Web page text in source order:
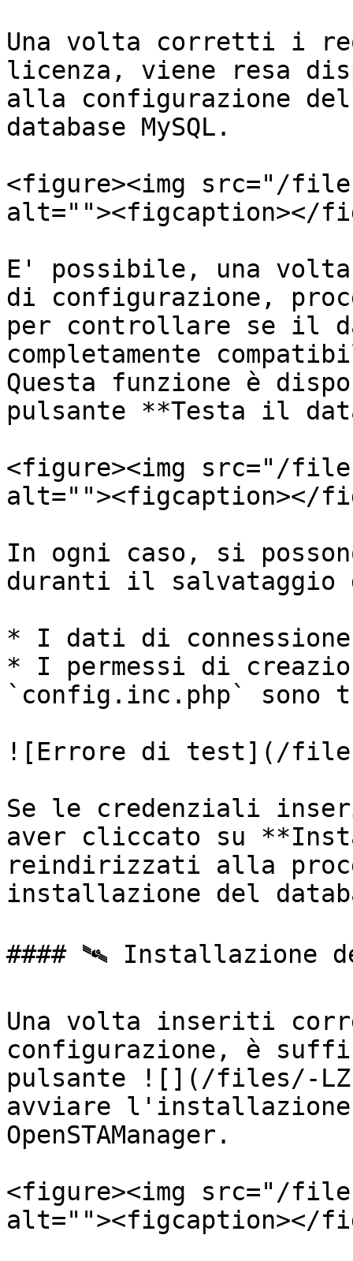
Una volta corretti i
licenza, viene resa
alla configurazione
database MySQL.
<figure><img src="/files/
alt=""><figcaption></
E' possibile, una
di configurazione,
per controllare se il
completamente
Questa funzione è
pulsante **Testa il
<figure><img src="/
alt=""><figcaption></
In ogni caso, si
duranti il salvataggio
* I dati di
* I permessi di
`config.inc.php`
![Errore di test](/files/-
Se le credenziali
aver cliccato su
reindirizzati alla
installazione del
#### 🛰️ Installazione
Una volta inseriti
configurazione, è
pulsante ![](/files/-
avviare l'installazione
OpenSTAManager.
<figure><img src="/files/
alt=""><figcaption></